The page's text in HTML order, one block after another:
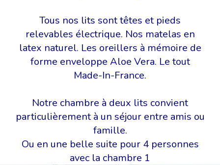
Tous nos lits sont têtes et pieds
relevables électrique. Nos matelas en
latex naturel. Les oreillers à mémoire de
forme enveloppe Aloe Vera. Le tout
Made-In-France.
Notre chambre à deux lits convient
particulièrement à un séjour entre amis ou
famille.
Ou en une belle suite pour 4 personnes
avec la chambre 1